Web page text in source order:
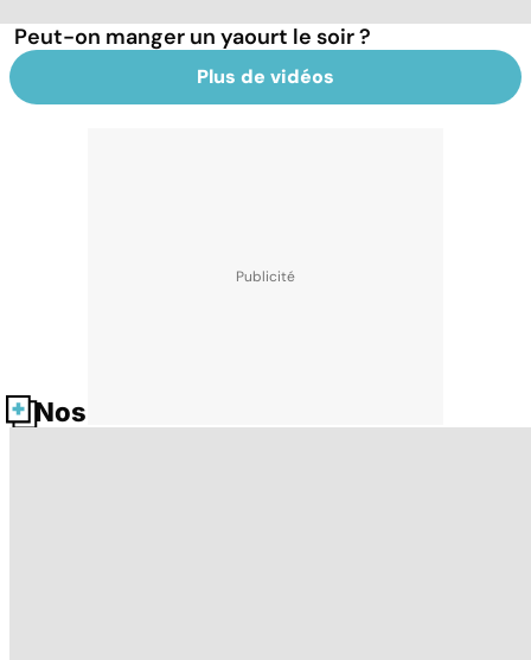
Peut-on manger un yaourt le soir ?
Plus de vidéos
Nos fiches santé